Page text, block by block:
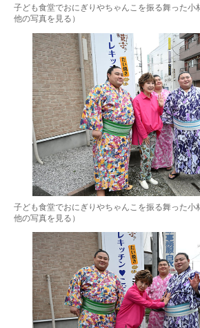
子ども食堂でおにぎりやちゃんこを振る舞った小
他の写真を見る ）
子ども食堂でおにぎりやちゃんこを振る舞った小
他の写真を見る ）